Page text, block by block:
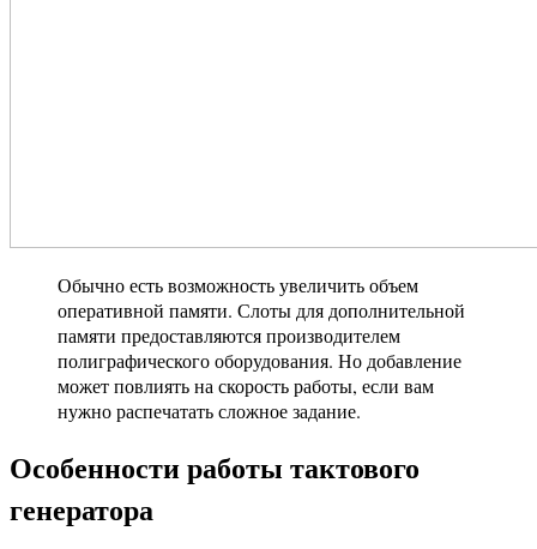
Обычно есть возможность увеличить объем
оперативной памяти. Слоты для дополнительной
памяти предоставляются производителем
полиграфического оборудования. Но добавление
может повлиять на скорость работы, если вам
нужно распечатать сложное задание.
Особенности работы тактового
генератора